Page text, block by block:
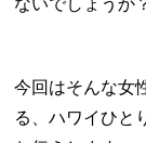
今回はそんな女
る、ハワイひと